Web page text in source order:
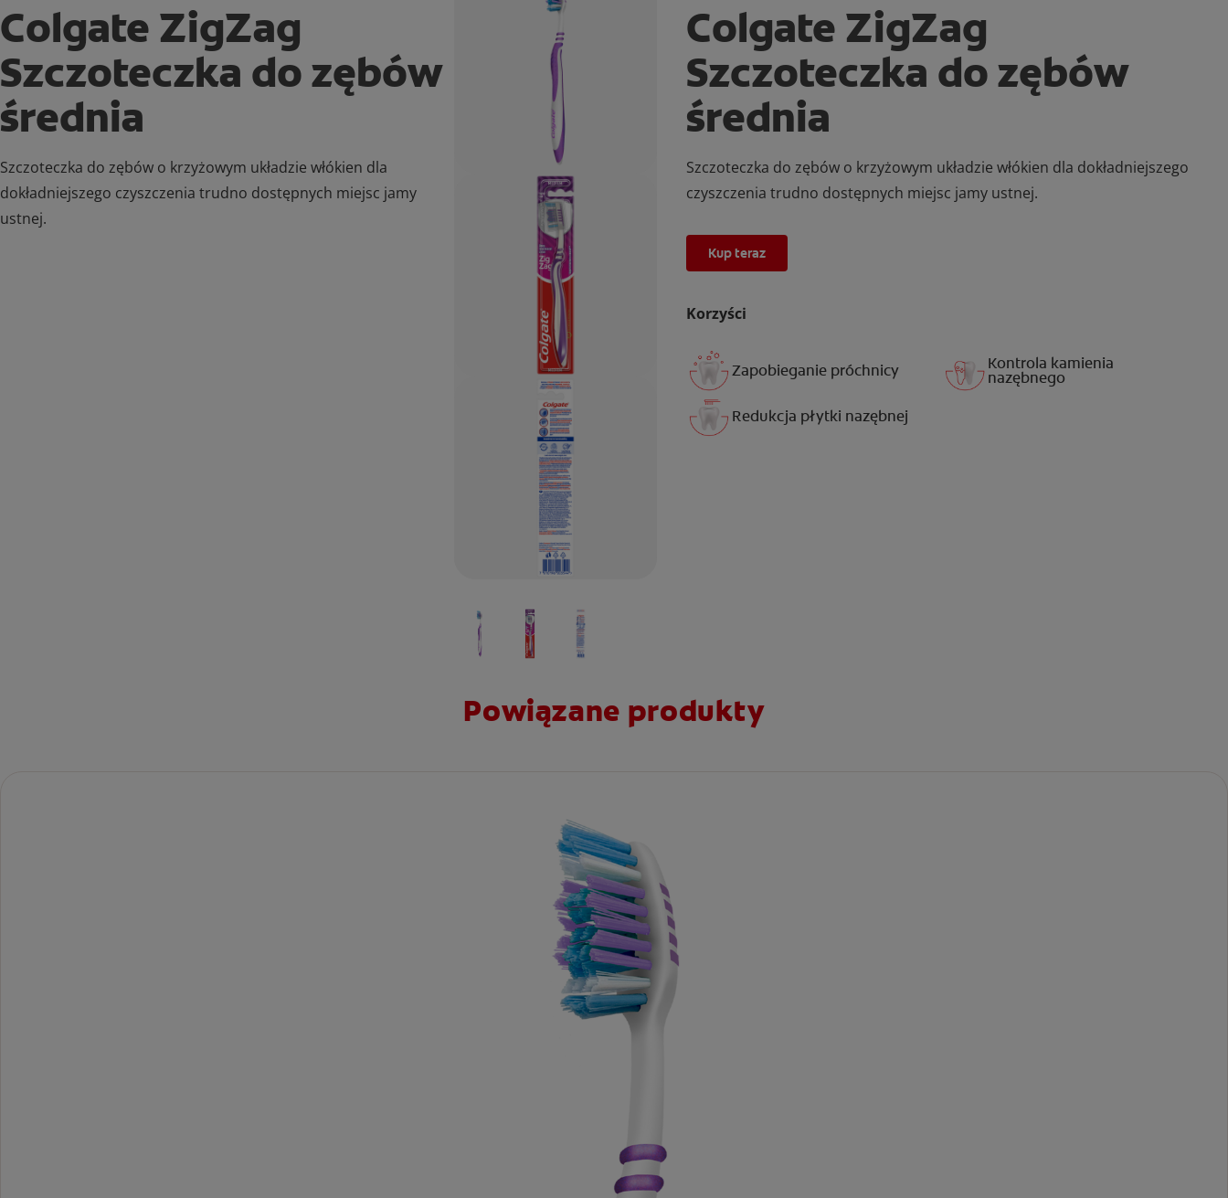
Colgate ZigZag
Szczoteczka do zębów
średnia
Szczoteczka do zębów o krzyżowym układzie włókien dla
dokładniejszego czyszczenia trudno dostępnych miejsc jamy
ustnej.
Colgate ZigZag
Szczoteczka do zębów
średnia
Szczoteczka do zębów o krzyżowym układzie włókien dla dokładniejszego
czyszczenia trudno dostępnych miejsc jamy ustnej.
Kup teraz
Korzyści
Zapobieganie próchnicy Kontrola kamienia
nazębnego
Redukcja płytki nazębnej
Powiązane produkty